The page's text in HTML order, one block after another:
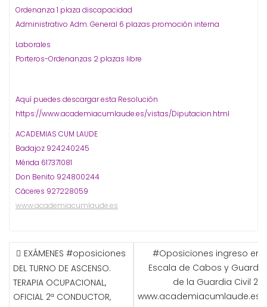
Ordenanza 1 plaza discapacidad
Administrativo Adm. General 6 plazas promoción interna
Laborales
Porteros-Ordenanzas 2 plazas libre
Aquí puedes descargar esta Resolución
https://www.academiacumlaude.es/vistas/Diputacion.html
ACADEMIAS CUM LAUDE
Badajoz 924240245
Mérida 617371081
Don Benito 924800244
Cáceres 927228059
www.academiacumlaude.es
NAVEGACIÓN
DE
ENTRADAS
EXÁMENES #oposiciones
DEL TURNO DE ASCENSO.
TERAPIA OCUPACIONAL,
OFICIAL 2ª CONDUCTOR,
#Oposiciones ingreso en
Escala de Cabos y
de la Guardia Civil
www.academiacumlaude.es